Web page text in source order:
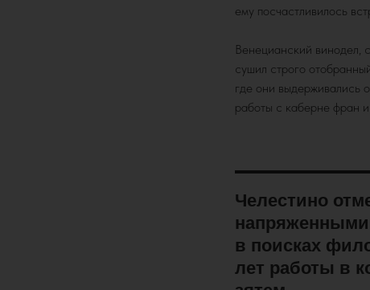
ему посчастливилось
Венецианский винодел,
сушил строго
где они выдерживались
работы с каберне фран
Челестино
в поисках
лет работы в